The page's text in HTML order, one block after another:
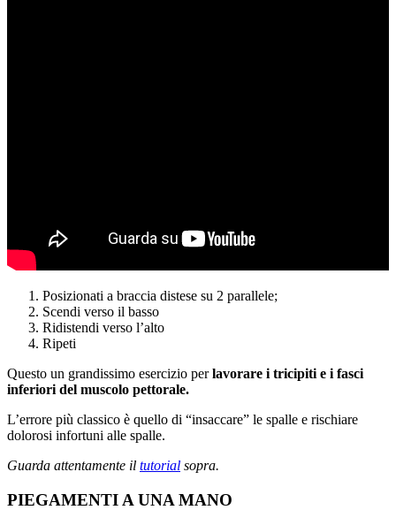
Posizionati a braccia distese su 2 parallele;
Scendi verso il basso
Ridistendi verso l’alto
Ripeti
Questo un grandissimo esercizio perlavorare i tricipiti e i fasci
inferiori del muscolo pettorale.
L’errore più classico è quello di “insaccare” le spalle e rischiare
dolorosi infortuni alle spalle.
Guarda attentamente il tutorial sopra.
PIEGAMENTI A UNA MANO